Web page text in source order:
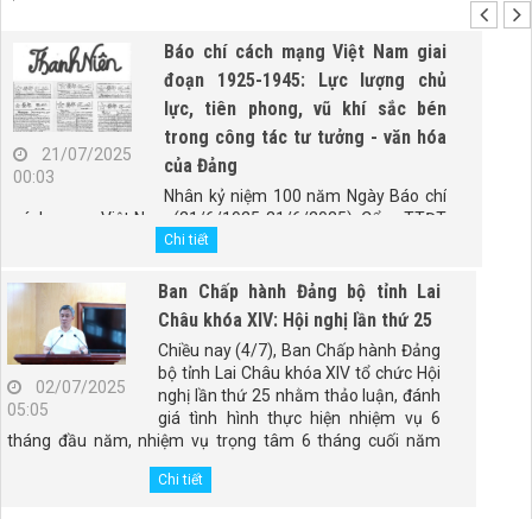
21/07/2025
00:03
Báo chí cách mạng Việt Nam giai
đoạn 1925-1945: Lực lượng chủ
lực, tiên phong, vũ khí sắc bén
trong công tác tư tưởng - văn hóa
của Đảng
Nhân kỷ niệm 100 năm Ngày Báo chí
cách mạng Việt Nam (21/6/1925-21/6/2025), Cổng TTĐT
Chính phủ trân trọng giới thiệu bài viết "Báo chí cách mạng
phong, vũ khí sắc bén trong công tác tư tưởng - văn hóa
của Đảng" của PGS.TS. Đào Duy Quát, nguyên Phó trưởng
Ban Thường trực Ban Tư tưởng - Văn hóa Trung ương
(nay là Ban Tuyên giáo và Dân vận Trung ương).
Chi tiết
02/07/2025
05:05
Ban Chấp hành Đảng bộ tỉnh Lai
Châu khóa XIV: Hội nghị lần thứ 25
Chiều nay (4/7), Ban Chấp hành Đảng
bộ tỉnh Lai Châu khóa XIV tổ chức Hội
nghị lần thứ 25 nhằm thảo luận, đánh
giá tình hình thực hiện nhiệm vụ 6
tháng đầu năm, nhiệm vụ trọng tâm 6 tháng cuối năm
ngày 28/4/2021 của Ban Chấp hành Đảng bộ tỉnh. Đồng
Chi tiết